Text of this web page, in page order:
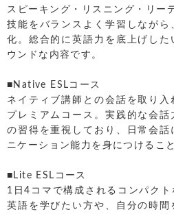
スピーキング・リスニング・リー
技能をバランスよく学習しなが
化。総合的に英語力を底上げした
ウンドな内容です。
■Native ESLコース
ネイティブ講師との会話を取り
プレミアムコース。実践的な会
の習得を重視しており、日常会話
ニケーション能力を身につけるこ
■Lite ESLコース
1日4コマで構成されるコンパクト
英語を学びたい方や、自分の時